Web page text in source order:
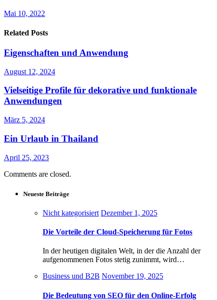
Mai 10, 2022
Related Posts
Eigenschaften und Anwendung
August 12, 2024
Vielseitige Profile für dekorative und funktionale
Anwendungen
März 5, 2024
Ein Urlaub in Thailand
April 25, 2023
Comments are closed.
Neueste Beiträge
Nicht kategorisiert Dezember 1, 2025
Die Vorteile der Cloud-Speicherung für Fotos
In der heutigen digitalen Welt, in der die Anzahl der
aufgenommenen Fotos stetig zunimmt, wird…
Business und B2B November 19, 2025
Die Bedeutung von SEO für den Online-Erfolg